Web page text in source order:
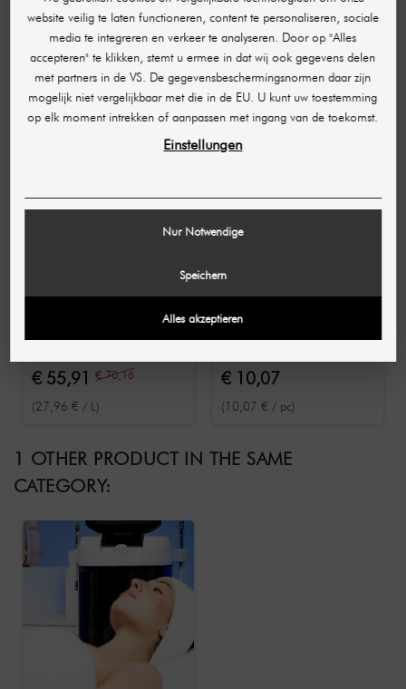
Nazorg
Prijzen
AANBEVOLEN ACCESSOIRES
Aquasolution AquaPure
oplossingen voor
gezichtsverzorging en 1
oplossing voor het
€ 55,91 € 70,16
(27,96 € / L)
SHR GERMANY
Aquapure filtereenheid
€ 10,07
(10,07 € / pc)
1 OTHER PRODUCT IN THE SAME
CATEGORY:
website veilig te laten functioneren, content te personaliseren, sociale
media te integreren en verkeer te analyseren. Door op "Alles
accepteren" te klikken, stemt u ermee in dat wij ook gegevens delen
met partners in de VS. De gegevensbeschermingsnormen daar zijn
mogelijk niet vergelijkbaar met die in de EU. U kunt uw toestemming
op elk moment intrekken of aanpassen met ingang van de toekomst.
Einstellungen
Nur Notwendige
Speichern
Alles akzeptieren